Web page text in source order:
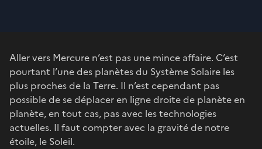
Aller vers Mercure n’est pas une mince affaire. C’est
pourtant l’une des planètes du Système Solaire les
plus proches de la Terre. Il n’est cependant pas
possible de se déplacer en ligne droite de planète en
planète, en tout cas, pas avec les technologies
actuelles. Il faut compter avec la gravité de notre
étoile, le Soleil.